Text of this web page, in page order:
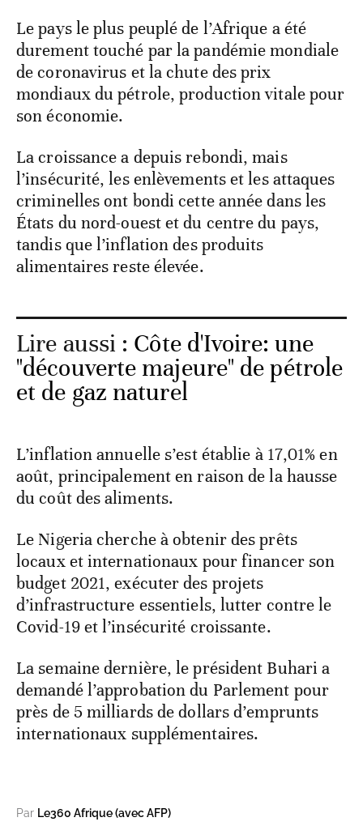
Le pays le plus peuplé de l’Afrique a été
durement touché par la pandémie mondiale
de coronavirus et la chute des prix
mondiaux du pétrole, production vitale pour
son économie.
La croissance a depuis rebondi, mais
l’insécurité, les enlèvements et les attaques
criminelles ont bondi cette année dans les
États du nord-ouest et du centre du pays,
tandis que l’inflation des produits
alimentaires reste élevée.
Lire aussi : Côte d'Ivoire: une
"découverte majeure" de pétrole
et de gaz naturel
L’inflation annuelle s’est établie à 17,01% en
août, principalement en raison de la hausse
du coût des aliments.
Le Nigeria cherche à obtenir des prêts
locaux et internationaux pour financer son
budget 2021, exécuter des projets
d’infrastructure essentiels, lutter contre le
Covid-19 et l’insécurité croissante.
La semaine dernière, le président Buhari a
demandé l’approbation du Parlement pour
près de 5 milliards de dollars d’emprunts
internationaux supplémentaires.
Par Le360 Afrique (avec AFP)